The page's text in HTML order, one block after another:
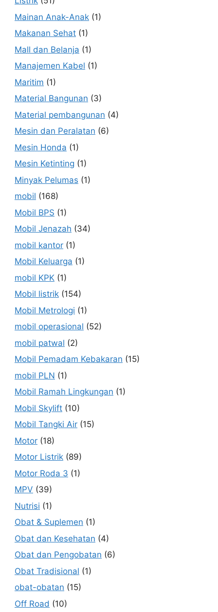
Mainan Anak-Anak (1)
Makanan Sehat (1)
Mall dan Belanja (1)
Manajemen Kabel (1)
Maritim (1)
Material Bangunan (3)
Material pembangunan (4)
Mesin dan Peralatan (6)
Mesin Honda (1)
Mesin Ketinting (1)
Minyak Pelumas (1)
mobil (168)
Mobil BPS (1)
Mobil Jenazah (34)
mobil kantor (1)
Mobil Keluarga (1)
mobil KPK (1)
Mobil listrik (154)
Mobil Metrologi (1)
mobil operasional (52)
mobil patwal (2)
Mobil Pemadam Kebakaran (15)
mobil PLN (1)
Mobil Ramah Lingkungan (1)
Mobil Skylift (10)
Mobil Tangki Air (15)
Motor (18)
Motor Listrik (89)
Motor Roda 3 (1)
MPV (39)
Nutrisi (1)
Obat & Suplemen (1)
Obat dan Kesehatan (4)
Obat dan Pengobatan (6)
Obat Tradisional (1)
obat-obatan (15)
Off Road (10)